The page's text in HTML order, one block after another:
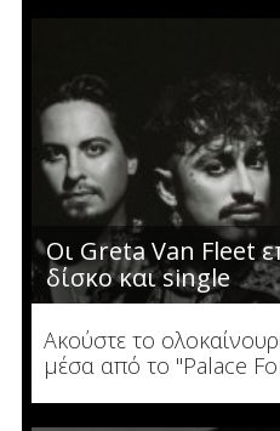
Οι Greta Van Fleet
δίσκο και single
Ακούστε το
μέσα από το "Palace